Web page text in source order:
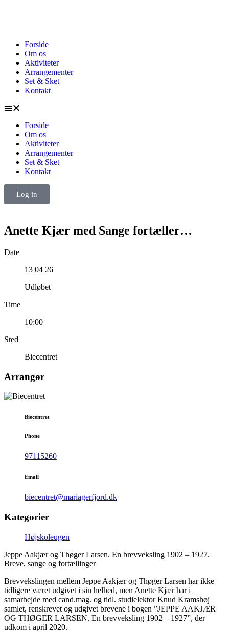
Forside
Om os
Aktiviteter
Arrangementer
Set & Sket
Kontakt
Forside
Om os
Aktiviteter
Arrangementer
Set & Sket
Kontakt
Log in
Anette Kjær med Sange fortæller…
Date
13 04 26
Udløbet
Time
10:00
Sted
Biecentret
Arrangør
Biecentret
Phone
97115260
Email
biecentret@mariagerfjord.dk
Kategorier
Højskoleugen
Jeppe Aakjær og Thøger Larsen. En brevveksling 1902 – 1927.
Breve, sange og fortællinger
Brevvekslingen mellem Jeppe Aakjær og Thøger Larsen har ikke
tidligere været udgivet i sin helhed, men Anette Kjær har i
samarbejde med cand.mag. og tidl. studielektor Knud Kramshøj
samlet, renskrevet og udgivet brevene i bogen ”JEPPE AAKJÆR
OG THØGER LARSEN. En brevveksling 1902 – 1927”, der
udkom i april 2020.